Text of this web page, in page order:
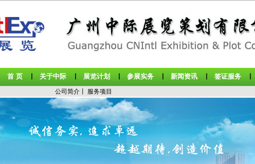
首 页 关于中际丨 展览计划 参展实务丨 新闻资讯丨 签证服务丨
公司简介 服务项目